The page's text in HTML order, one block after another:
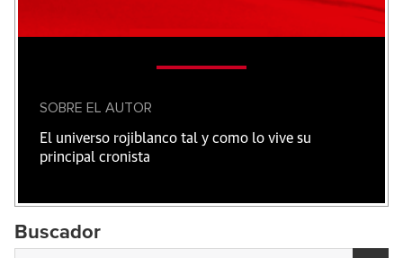
SOBRE EL AUTOR
El universo rojiblanco tal y como lo vive su
principal cronista
Buscador